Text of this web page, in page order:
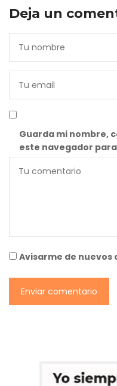
Deja un
Guarda mi nombre,
este navegador
Avisarme de